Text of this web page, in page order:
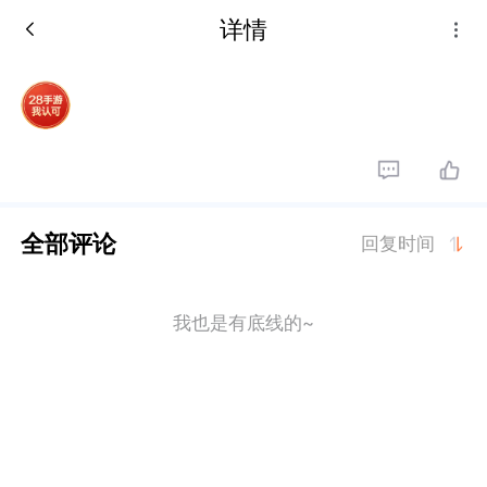
详情
全部评论 回复时间
我也是有底线的~